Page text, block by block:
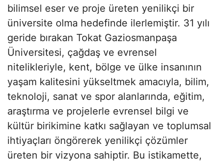
bilimsel eser ve proje üreten yenilikçi bir
üniversite olma hedefinde ilerlemiştir. 31 yılı
geride bırakan Tokat Gaziosmanpaşa
Üniversitesi, çağdaş ve evrensel
nitelikleriyle, kent, bölge ve ülke insanının
yaşam kalitesini yükseltmek amacıyla, bilim,
teknoloji, sanat ve spor alanlarında, eğitim,
araştırma ve projelerle evrensel bilgi ve
kültür birikimine katkı sağlayan ve toplumsal
ihtiyaçları öngörerek yenilikçi çözümler
üreten bir vizyona sahiptir. Bu istikamette,